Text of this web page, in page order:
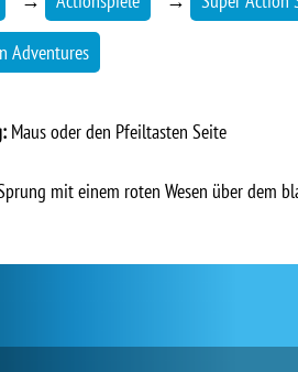
Adventures
Maus oder den Pfeiltasten Seite
mit einem roten Wesen über dem